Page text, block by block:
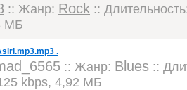
:: Жанр: Rock ::
МБ
.
:: Жанр: Blues ::
kbps, 4,92 МБ